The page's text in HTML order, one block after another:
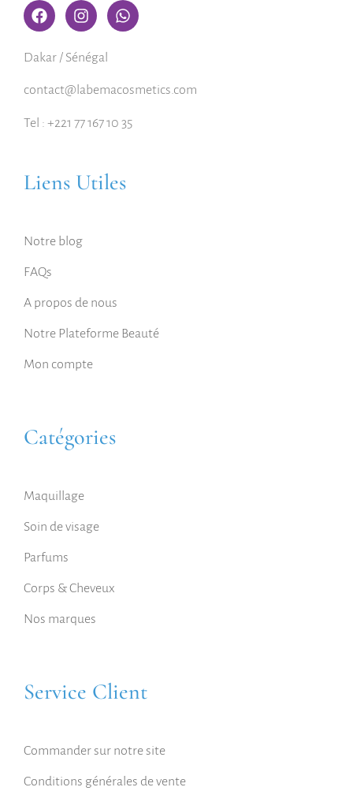
Dakar / Sénégal
contact@labemacosmetics.com
Tel : +221 77 167 10 35
Liens Utiles
Notre blog
FAQs
A propos de nous
Notre Plateforme Beauté
Mon compte
Catégories
Maquillage
Soin de visage
Parfums
Corps & Cheveux
Nos marques
Service Client
Commander sur notre site
Conditions générales de vente